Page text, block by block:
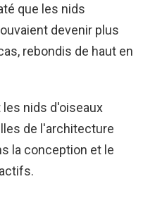
que les nids
devenir plus
rebondis de haut en
nids d'oiseaux
de l'architecture
la conception et le